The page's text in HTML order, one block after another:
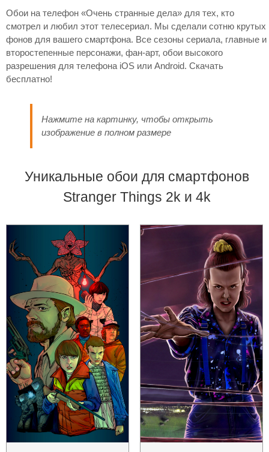
Обои на телефон «Очень странные дела» для тех, кто
смотрел и любил этот телесериал. Мы сделали сотню крутых
фонов для вашего смартфона. Все сезоны сериала, главные и
второстепенные персонажи, фан-арт, обои высокого
разрешения для телефона iOS или Android. Скачать
бесплатно!
Нажмите на картинку, чтобы открыть
изображение в полном размере
Уникальные обои для смартфонов
Stranger Things 2k и 4k